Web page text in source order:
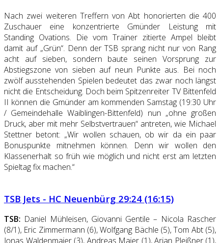
Nach zwei weiteren Treffern von Abt honorierten die 400
Zuschauer eine konzentrierte Gmünder Leistung mit
Standing Ovations. Die vom Trainer zitierte Ampel bleibt
damit auf „Grün“. Denn der TSB sprang nicht nur von Rang
acht auf sieben, sondern baute seinen Vorsprung zur
Abstiegszone von sieben auf neun Punkte aus. Bei noch
zwölf ausstehenden Spielen bedeutet das zwar noch längst
nicht die Entscheidung. Doch beim Spitzenreiter TV Bittenfeld
II können die Gmünder am kommenden Samstag (19:30 Uhr
/ Gemeindehalle Waiblingen-Bittenfeld) nun „ohne großen
Druck, aber mit mehr Selbstvertrauen“ antreten, wie Michael
Stettner betont: „Wir wollen schauen, ob wir da ein paar
Bonuspunkte mitnehmen können. Denn wir wollen den
Klassenerhalt so früh wie möglich und nicht erst am letzten
Spieltag fix machen.“
TSB Jets - HC Neuenbürg 29:24 (16:15)
TSB: Daniel Mühleisen, Giovanni Gentile – Nicola Rascher
(8/1), Eric Zimmermann (6), Wolfgang Bächle (5), Tom Abt (5),
Jonas Waldenmaier (3), Andreas Maier (1), Arian Pleißner (1),